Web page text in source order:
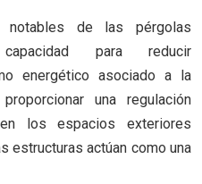
de las pérgolas
para reducir
energético asociado a la
una regulación
los espacios exteriores
estructuras actúan como una